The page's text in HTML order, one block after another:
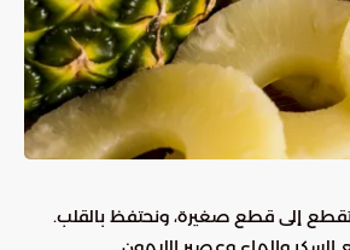
تقطع إلى قطع صغيرة، ونحتفظ بالقلب.